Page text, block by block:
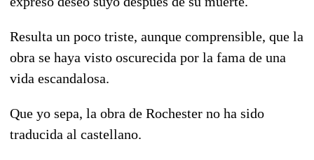
Resulta un poco triste, aunque comprensible, que la
obra se haya visto oscurecida por la fama de una
vida escandalosa.
Que yo sepa, la obra de Rochester no ha sido
traducida al castellano.